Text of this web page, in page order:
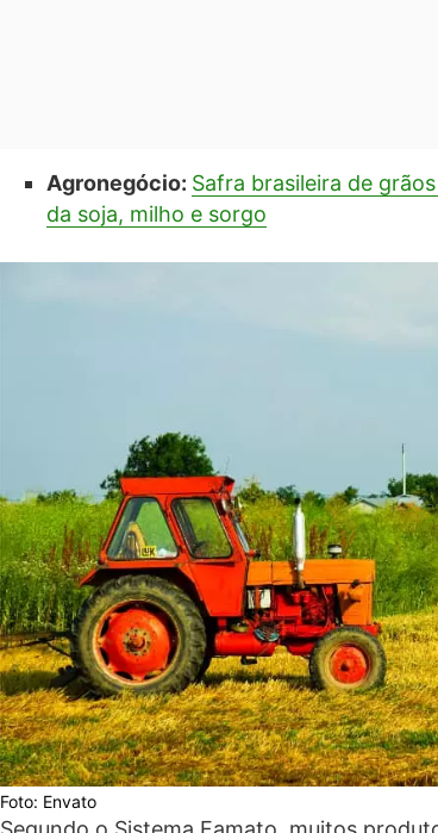
Agronegócio: Safra brasileira de
da soja, milho e sorgo
Foto: Envato